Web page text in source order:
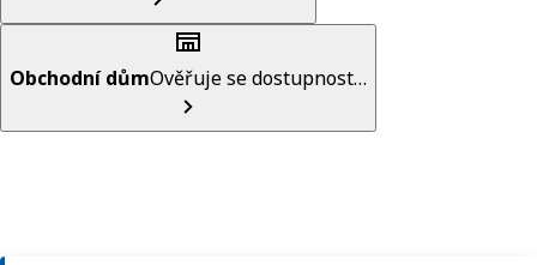
Obchodní důmOvěřuje se dostupnost…